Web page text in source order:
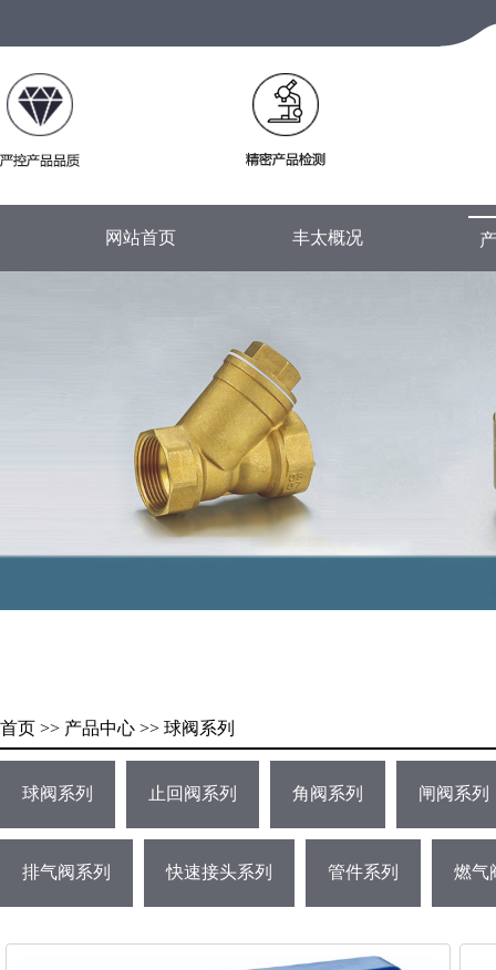
网站首页 丰太概况
首页 >> 产品中心 >> 球阀系列
球阀系列 止回阀系列 角阀系列 闸阀系列
排气阀系列 快速接头系列 管件系列 燃气